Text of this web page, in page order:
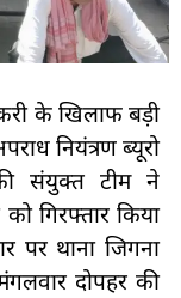
के खिलाफ बड़ी
नियंत्रण ब्यूरो
संयुक्त टीम ने
गिरफ्तार किया
पर थाना जिगना
दोपहर की